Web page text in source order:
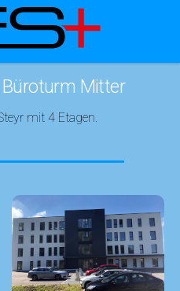
Mitter
mit 4 Etagen.